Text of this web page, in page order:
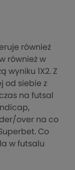
również
również w
wyniku 1X2. Z
od siebie z
na futsal
over na co
Co
w futsalu